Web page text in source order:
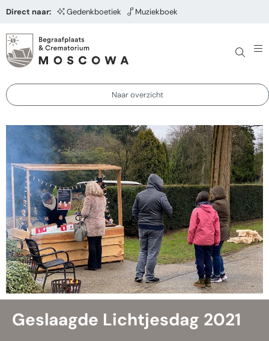
Direct naar: Gedenkboetiek Muziekboek
Naar overzicht
Geslaagde Lichtjesdag 2021